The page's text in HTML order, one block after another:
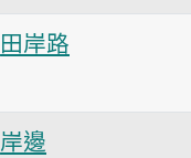
田岸路
岸邊